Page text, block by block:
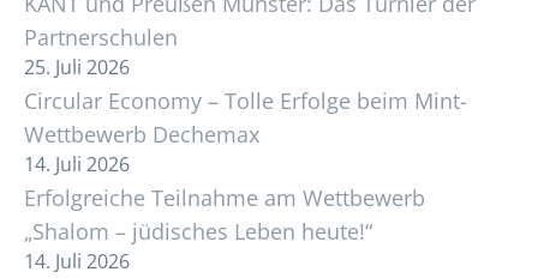
Partnerschulen
25. Juli 2026
Circular Economy – Tolle Erfolge beim Mint-
Wettbewerb Dechemax
14. Juli 2026
Erfolgreiche Teilnahme am Wettbewerb
„Shalom – jüdisches Leben heute!“
14. Juli 2026